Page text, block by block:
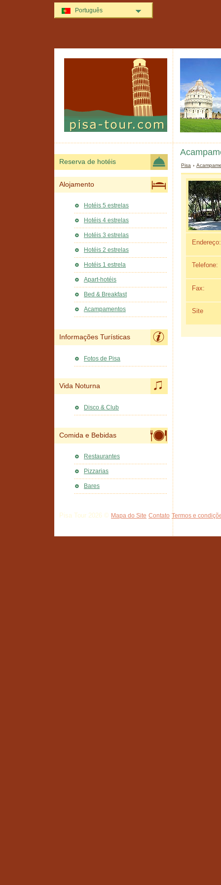
Pisa ›
Endereço:
Telefone:
Fax:
Site
Reserva de hotéis
Alojamento
Hotéis 5 estrelas
Hotéis 4 estrelas
Hotéis 3 estrelas
Hotéis 2 estrelas
Hotéis 1 estrela
Apart-hotéis
Bed & Breakfast
Acampamentos
Informações Turísticas
Fotos de Pisa
Vida Noturna
Disco & Club
Comida e Bebidas
Restaurantes
Pizzarias
Bares
Pisa Tour 2026 © Mapa do Site Contato Termos e
Português